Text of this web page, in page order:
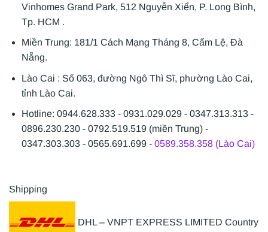
Vinhomes Grand Park, 512 Nguyễn Xiển, P. Long Bình,
Tp. HCM .
Miền Trung: 181/1 Cách Mạng Tháng 8, Cẩm Lệ, Đà
Nẵng.
Lào Cai : Số 063, đường Ngô Thì Sĩ, phường Lào Cai,
tỉnh Lào Cai.
Hotline: 0944.628.333 - 0931.029.029 - 0347.313.313 -
0896.230.230 - 0792.519.519 (miền Trung) -
0347.303.303 - 0565.691.699 - 0589.358.358 (Lào Cai)
Shipping
DHL – VNPT EXPRESS LIMITED Country